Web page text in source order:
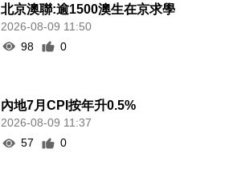
北京澳聯:逾1500澳生在京求學
2026-08-09 11:50
98
0
內地7月CPI按年升0.5%
2026-08-09 11:37
57
0